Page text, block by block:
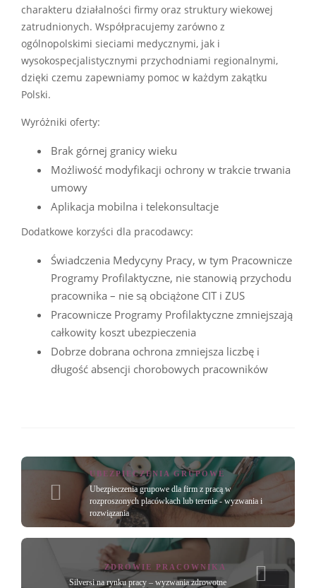
charakteru działalności firmy oraz struktury wiekowej
zatrudnionych. Współpracujemy zarówno z
ogólnopolskimi sieciami medycznymi, jak i
wysokospecjalistycznymi przychodniami regionalnymi,
dzięki czemu zapewniamy pomoc w każdym zakątku
Polski.
Wyróżniki oferty:
Brak górnej granicy wieku
Możliwość modyfikacji ochrony w trakcie trwania
umowy
Aplikacja mobilna i telekonsultacje
Dodatkowe korzyści dla pracodawcy:
Świadczenia Medycyny Pracy, w tym Pracownicze
Programy Profilaktyczne, nie stanowią przychodu
pracownika – nie są obciążone CIT i ZUS
Pracownicze Programy Profilaktyczne zmniejszają
całkowity koszt ubezpieczenia
Dobrze dobrana ochrona zmniejsza liczbę i
długość absencji chorobowych pracowników
UBEZPIECZENIA GRUPOWE
Ubezpieczenia grupowe dla firm z pracą w
rozproszonych placówkach lub terenie - wyzwania i
rozwiązania
ZDROWIE PRACOWNIKA
Silversi na rynku pracy – wyzwania zdrowotne